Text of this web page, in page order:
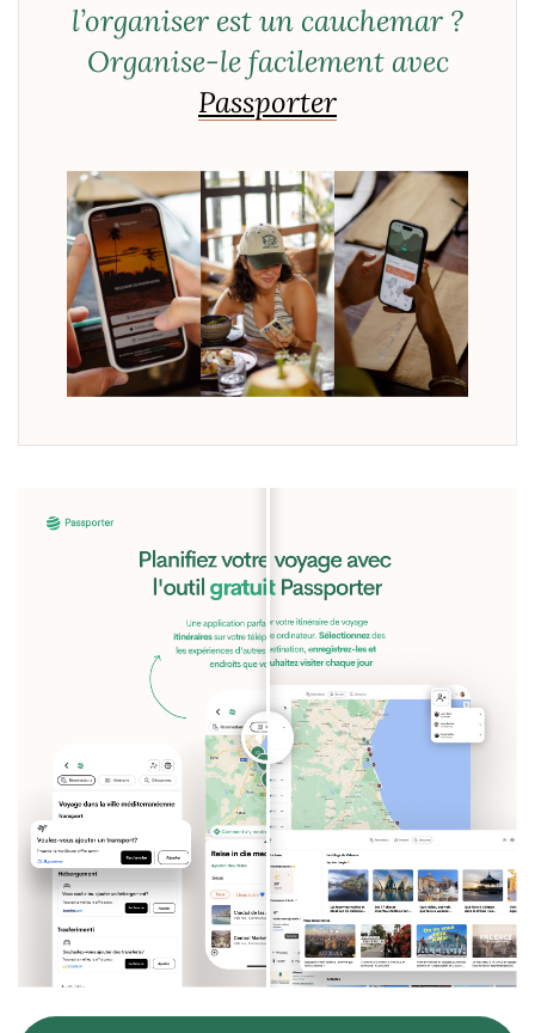
l’organiser est un cauchemar ?
Organise-le facilement avec
Passporter